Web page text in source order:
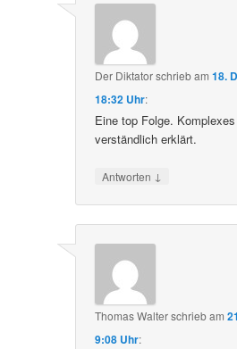
Der Diktatorschriebam18.
18:32 Uhr:
Eine top Folge.
verständlich erklärt.
Antworten ↓
Thomas Walterschriebam
9:08 Uhr: